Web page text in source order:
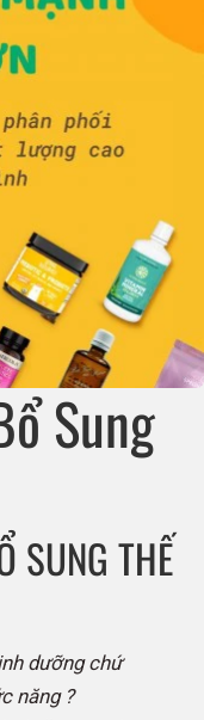
Sung
SUNG THẾ
dưỡng chứ
năng ?